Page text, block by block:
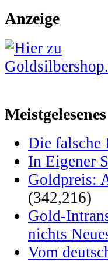
Anzeige
Meistgelesenes
Die falsche
In Eigener
Goldpreis:
(342,216)
Gold-
nichts
Vom